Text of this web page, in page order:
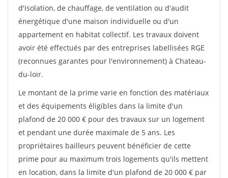
d'isolation, de chauffage, de ventilation ou d'audit
énergétique d'une maison individuelle ou d'un
appartement en habitat collectif. Les travaux doivent
avoir été effectués par des entreprises labellisées RGE
(reconnues garantes pour l'environnement) à Chateau-
du-loir.
Le montant de la prime varie en fonction des matériaux
et des équipements éligibles dans la limite d'un
plafond de 20 000 € pour des travaux sur un logement
et pendant une durée maximale de 5 ans. Les
propriétaires bailleurs peuvent bénéficier de cette
prime pour au maximum trois logements qu'ils mettent
en location, dans la limite d'un plafond de 20 000 € par